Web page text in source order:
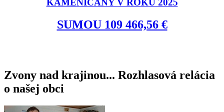
KAMENIČANY V ROKU 2025
SUMOU 109 466,56 €
Zvony nad krajinou... Rozhlasová relácia
o našej obci